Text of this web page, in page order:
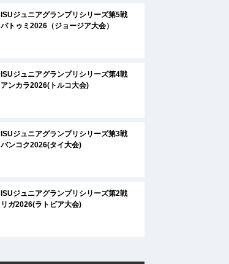
ISUジュニアグランプリシリーズ第5戦
バトゥミ2026（ジョージア大会）
ISUジュニアグランプリシリーズ第4戦
アンカラ2026(トルコ大会)
ISUジュニアグランプリシリーズ第3戦
バンコク2026(タイ大会)
ISUジュニアグランプリシリーズ第2戦
リガ2026(ラトビア大会)